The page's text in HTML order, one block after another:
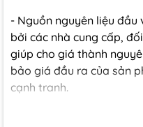
- Nguồn nguyên liệu đầu
bởi các nhà cung cấp,
giúp cho giá thành
bảo giá đầu ra của sản
cạnh tranh.